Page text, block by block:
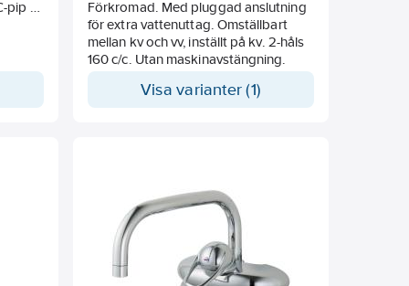
Ø34-
användas samtidigt
Med Soft PEX®-rör
Längd anslutningrör: 410 mm
Hålmått Ø34–37 mm
Skyddsmodul AA avser utloppspip
är
kök
Förkromad. Med pluggad anslutning
för extra vattenuttag. Omställbart
mellan kv och vv, inställt på kv. 2-håls
160 c/c. Utan maskinavstängning.
Visa varianter (1)